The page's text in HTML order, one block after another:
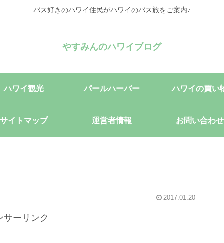
バス好きのハワイ住民がハワイのバス旅をご案内♪
やすみんのハワイブログ
ハワイ観光 パールハーバー ハワイの買い
サイトマップ 運営者情報 お問い合わせ
2017.01.20
サーリンク